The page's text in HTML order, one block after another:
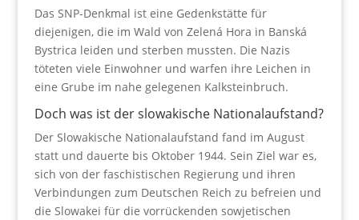
Das SNP-Denkmal ist eine Gedenkstätte für
diejenigen, die im Wald von Zelená Hora in Banská
Bystrica leiden und sterben mussten. Die Nazis
töteten viele Einwohner und warfen ihre Leichen in
eine Grube im nahe gelegenen Kalksteinbruch.
Doch was ist der slowakische Nationalaufstand?
Der Slowakische Nationalaufstand fand im August
statt und dauerte bis Oktober 1944. Sein Ziel war es,
sich von der faschistischen Regierung und ihren
Verbindungen zum Deutschen Reich zu befreien und
die Slowakei für die vorrückenden sowjetischen